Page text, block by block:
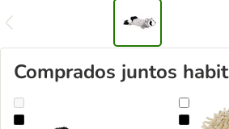
Comprados juntos
Mapache Trixie de peluche con sonido
Zotti el